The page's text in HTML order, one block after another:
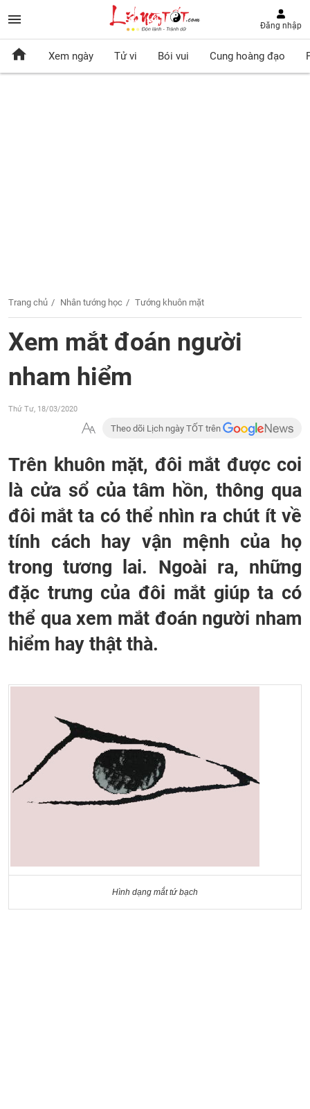
Đăng nhập
Xem ngày Tử vi Bói vui Cung hoàng đạo
Trang chủ Nhân tướng học Tướng khuôn mặt
Xem mắt đoán người
nham hiểm
Thứ Tư, 18/03/2020
Theo dõi Lịch ngày TỐT trên
Trên khuôn mặt, đôi mắt được coi
là cửa sổ của tâm hồn, thông qua
đôi mắt ta có thể nhìn ra chút ít về
tính cách hay vận mệnh của họ
trong tương lai. Ngoài ra, những
đặc trưng của đôi mắt giúp ta có
thể qua xem mắt đoán người nham
hiểm hay thật thà.
Hình dạng mắt tứ bạch